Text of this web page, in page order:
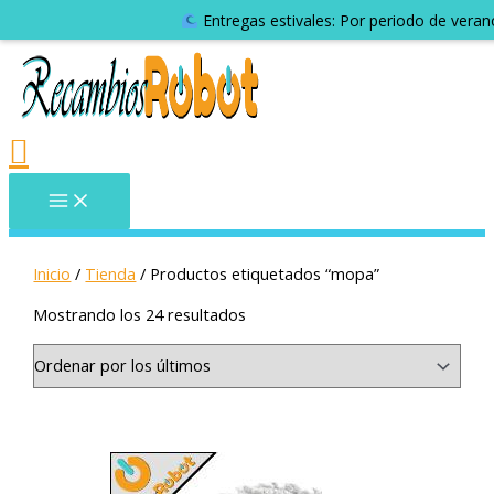
Entregas estivales: Por periodo de
Inicio / Tienda / Productos etiquetados “mopa”
Mostrando los 24 resultados